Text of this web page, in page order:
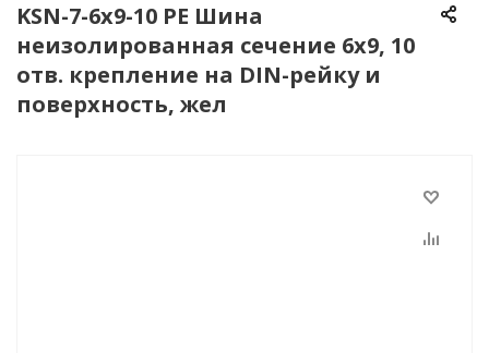
KSN-7-6x9-10 PE Шина
неизолированная сечение 6х9, 10
отв. крепление на DIN-рейку и
поверхность, жел